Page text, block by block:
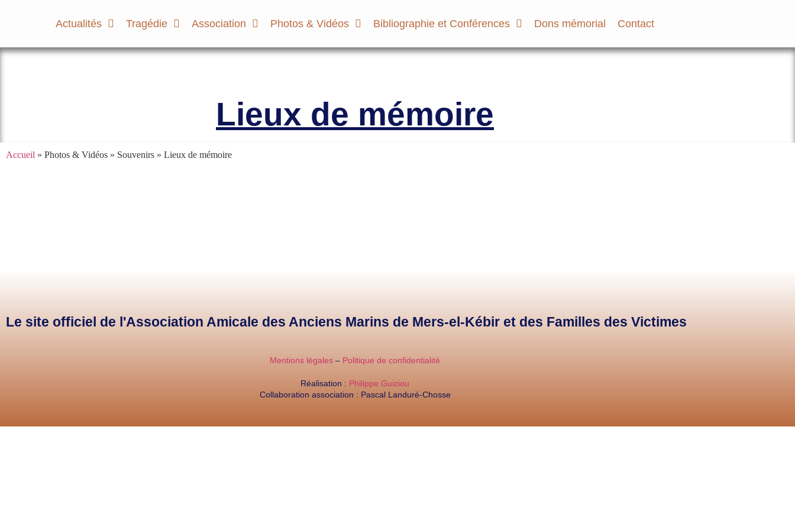
Actualités Tragédie Association Photos & Vidéos Bibliographie et Conférences Dons mémorial Contact
Lieux de mémoire
Accueil » Photos & Vidéos » Souvenirs » Lieux de mémoire
Le site officiel de l'Association Amicale des Anciens Marins de Mers-el-Kébir et des Familles des Victimes
Mentions légales – Politique de confidentialité
Réalisation : Philippe Guiziou
Collaboration association : Pascal Landuré-Chosse